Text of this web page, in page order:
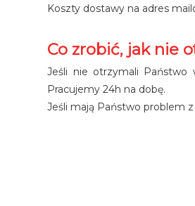
Koszty dostawy na adres
Co zrobić, jak nie
Jeśli nie otrzymali
Pracujemy 24h na dobę.
Jeśli mają Państwo problem